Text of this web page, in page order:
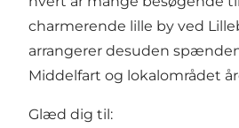
charmerende lille by ved
arrangerer desuden
Middelfart og lokalområdet
Glæd dig til: